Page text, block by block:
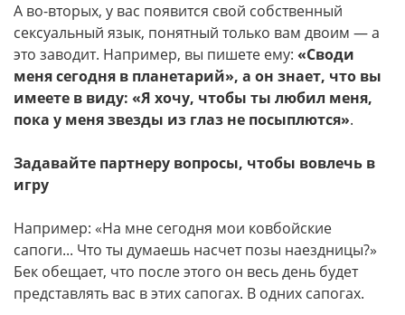
А во-вторых, у вас появится свой собственный
сексуальный язык, понятный только вам двоим — а
это заводит. Например, вы пишете ему: «Своди
меня сегодня в планетарий», а он знает, что вы
имеете в виду: «Я хочу, чтобы ты любил меня,
пока у меня звезды из глаз не посыплются».
Задавайте партнеру вопросы, чтобы вовлечь в
игру
Например: «На мне сегодня мои ковбойские
сапоги... Что ты думаешь насчет позы наездницы?»
Бек обещает, что после этого он весь день будет
представлять вас в этих сапогах. В одних сапогах.